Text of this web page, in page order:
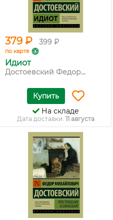
379 ₽ 399 ₽
по карте
Идиот
Достоевский Федор...
Купить
На складе
Дата доставки: 11 августа